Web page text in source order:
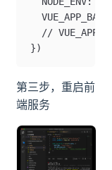
//
})
第三步，重启前
端服务